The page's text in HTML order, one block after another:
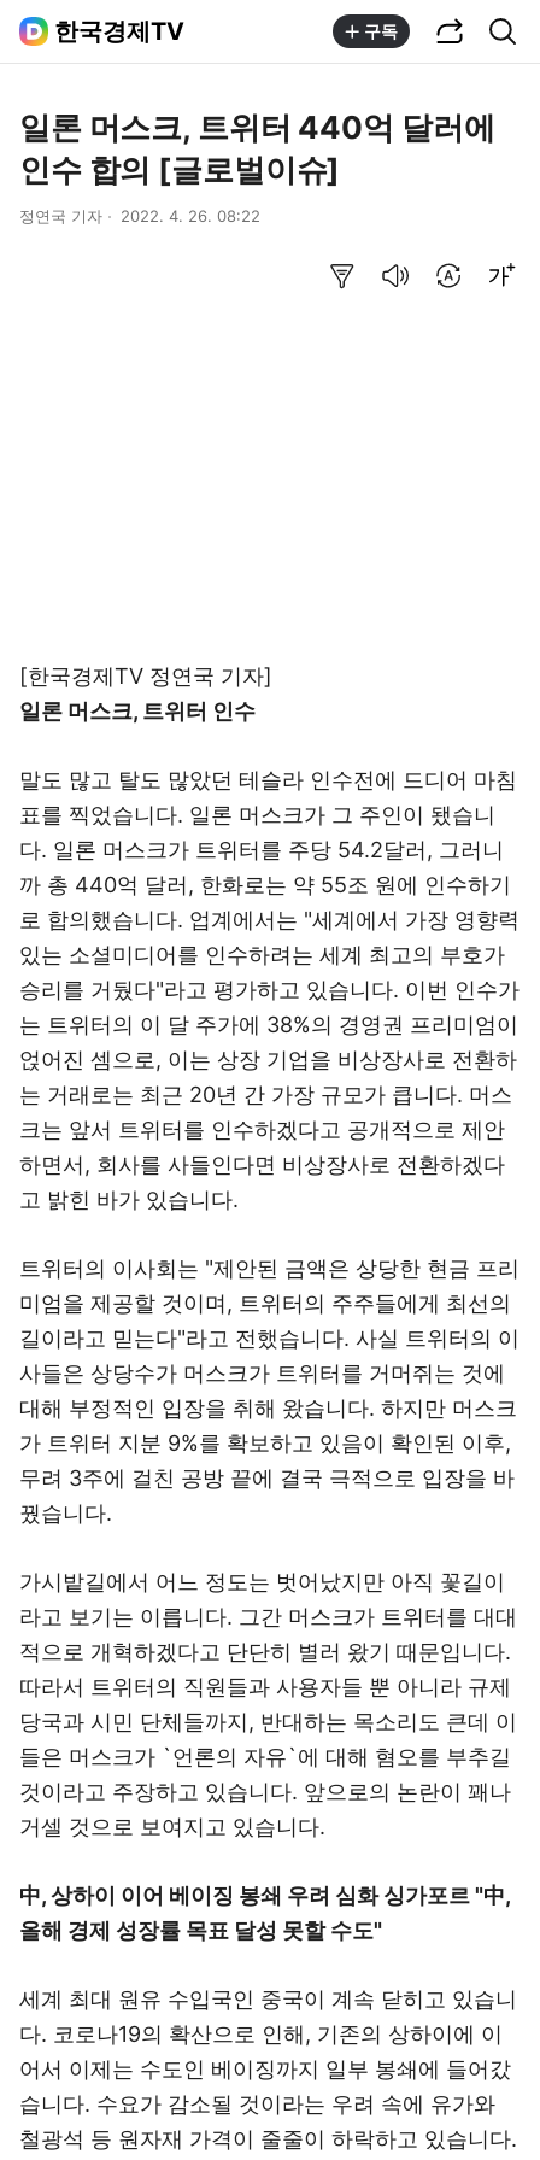
한국경제TV 구독
일론 머스크, 트위터 440억 달러에
인수 합의 [글로벌이슈]
정연국 기자 2022. 4. 26. 08:22
[한국경제TV 정연국 기자]
일론 머스크, 트위터 인수
말도 많고 탈도 많았던 테슬라 인수전에 드디어 마침
표를 찍었습니다. 일론 머스크가 그 주인이 됐습니
다. 일론 머스크가 트위터를 주당 54.2달러, 그러니
까 총 440억 달러, 한화로는 약 55조 원에 인수하기
로 합의했습니다. 업계에서는 "세계에서 가장 영향력
있는 소셜미디어를 인수하려는 세계 최고의 부호가
승리를 거뒀다"라고 평가하고 있습니다. 이번 인수가
는 트위터의 이 달 주가에 38%의 경영권 프리미엄이
얹어진 셈으로, 이는 상장 기업을 비상장사로 전환하
는 거래로는 최근 20년 간 가장 규모가 큽니다. 머스
크는 앞서 트위터를 인수하겠다고 공개적으로 제안
하면서, 회사를 사들인다면 비상장사로 전환하겠다
고 밝힌 바가 있습니다.
트위터의 이사회는 "제안된 금액은 상당한 현금 프리
미엄을 제공할 것이며, 트위터의 주주들에게 최선의
길이라고 믿는다"라고 전했습니다. 사실 트위터의 이
사들은 상당수가 머스크가 트위터를 거머쥐는 것에
대해 부정적인 입장을 취해 왔습니다. 하지만 머스크
가 트위터 지분 9%를 확보하고 있음이 확인된 이후,
무려 3주에 걸친 공방 끝에 결국 극적으로 입장을 바
꿨습니다.
가시밭길에서 어느 정도는 벗어났지만 아직 꽃길이
라고 보기는 이릅니다. 그간 머스크가 트위터를 대대
적으로 개혁하겠다고 단단히 별러 왔기 때문입니다.
따라서 트위터의 직원들과 사용자들 뿐 아니라 규제
당국과 시민 단체들까지, 반대하는 목소리도 큰데 이
들은 머스크가 `언론의 자유`에 대해 혐오를 부추길
것이라고 주장하고 있습니다. 앞으로의 논란이 꽤나
거셀 것으로 보여지고 있습니다.
中, 상하이 이어 베이징 봉쇄 우려 심화 싱가포르 "中,
올해 경제 성장률 목표 달성 못할 수도"
세계 최대 원유 수입국인 중국이 계속 닫히고 있습니
다. 코로나19의 확산으로 인해, 기존의 상하이에 이
어서 이제는 수도인 베이징까지 일부 봉쇄에 들어갔
습니다. 수요가 감소될 것이라는 우려 속에 유가와
철광석 등 원자재 가격이 줄줄이 하락하고 있습니다.